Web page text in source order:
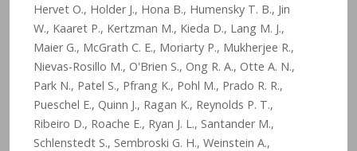
Hervet O., Holder J., Hona B., Humensky T. B., Jin
W., Kaaret P., Kertzman M., Kieda D., Lang M. J.,
Maier G., McGrath C. E., Moriarty P., Mukherjee R.,
Nievas-Rosillo M., O'Brien S., Ong R. A., Otte A. N.,
Park N., Patel S., Pfrang K., Pohl M., Prado R. R.,
Pueschel E., Quinn J., Ragan K., Reynolds P. T.,
Ribeiro D., Roache E., Ryan J. L., Santander M.,
Schlenstedt S., Sembroski G. H., Weinstein A.,